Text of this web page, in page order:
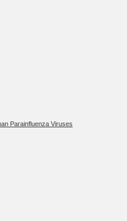
Parainfluenza Viruses